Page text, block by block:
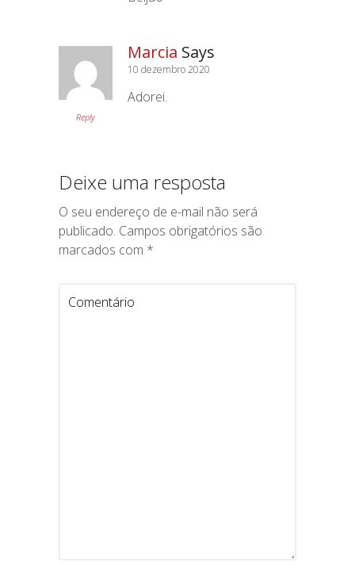
Reply
Marcia Says
10 dezembro 2020
Adorei.
Deixe uma resposta
O seu endereço de e-mail não será
publicado. Campos obrigatórios são
marcados com *